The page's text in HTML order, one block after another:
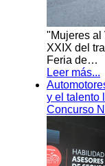
"Mujeres al
XXIX del
Feria de…
Leer más...
y el talento
Concurso